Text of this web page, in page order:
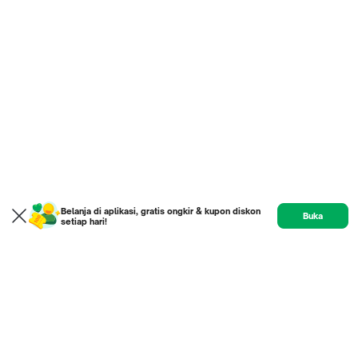
Belanja di aplikasi, gratis ongkir & kupon diskon
setiap hari!
Buka